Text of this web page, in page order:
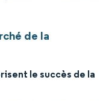
de la
le succès de la